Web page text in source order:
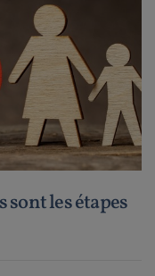
les étapes